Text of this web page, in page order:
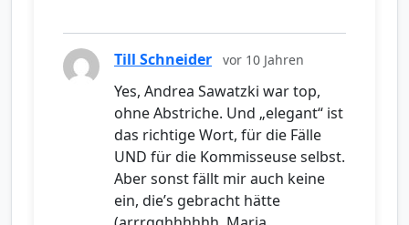
Till Schneider vor 10 Jahren
Yes, Andrea Sawatzki war top,
ohne Abstriche. Und „elegant“ ist
das richtige Wort, für die Fälle
UND für die Kommisseuse selbst.
Aber sonst fällt mir auch keine
ein, die’s gebracht hätte